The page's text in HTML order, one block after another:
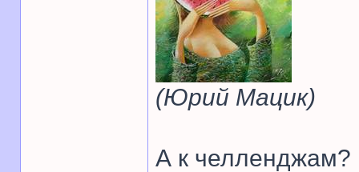
(Юрий Мацик)
А к челленджам?